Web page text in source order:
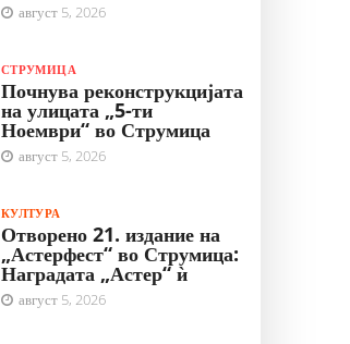
август 5, 2026
СТРУМИЦА
Почнува реконструкцијата
на улицата „5-ти
Ноември“ во Струмица
август 5, 2026
КУЛТУРА
Отворено 21. издание на
„Астерфест“ во Струмица:
Наградата „Астер“ ѝ
август 5, 2026